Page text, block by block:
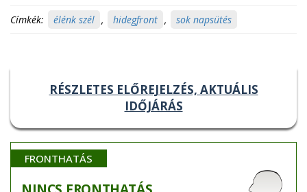
Címkék: élénk szél , hidegfront , sok napsütés
RÉSZLETES ELŐREJELZÉS, AKTUÁLIS
IDŐJÁRÁS
FRONTHATÁS